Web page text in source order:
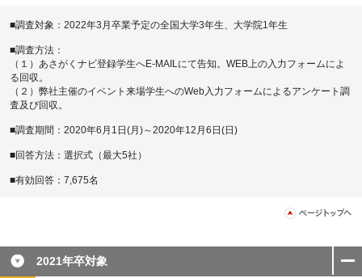
■調査対象：2022年3月卒業予定の全国大学3年生、大学院1年生
■調査方法：
（１）あさがくナビ登録学生へE-MAILにて告知。WEB上の入力フォームによ
る回収。
（２）弊社主催のイベント来場学生へのWeb入力フォームによるアンケート調
査及び回収。
■調査期間：2020年6月1日(月)～2020年12月6日(日)
■回答方法：選択式（最大5社）
■有効回答：7,675名
2021年卒対象